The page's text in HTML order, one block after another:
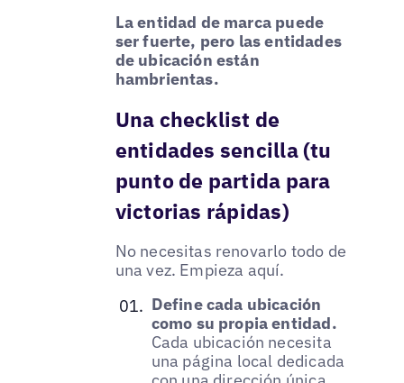
La entidad de marca puede
ser fuerte, pero las entidades
de ubicación están
hambrientas.
Una checklist de
entidades sencilla (tu
punto de partida para
victorias rápidas)
No necesitas renovarlo todo de
una vez. Empieza aquí.
Define cada ubicación
como su propia entidad.
Cada ubicación necesita
una página local dedicada